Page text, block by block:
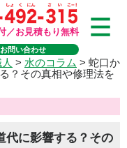
／お見積もり無料
問い合わせ
> 水のコラム > 蛇口か
？その真相や修理法を
代に影響する？その